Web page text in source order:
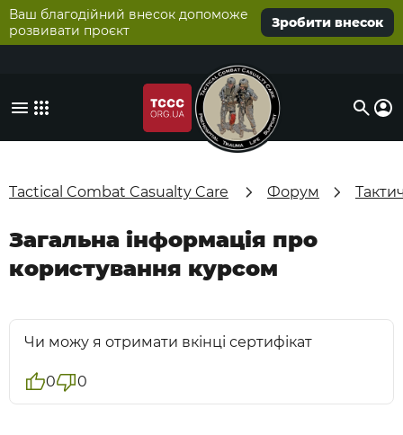
Ваш благодійний внесок допоможе
розвивати проєкт
Зробити внесок
Tactical Combat Casualty Care Форум
Загальна інформація про
користування курсом
Чи можу я отримати вкінці сертифікат
0 0